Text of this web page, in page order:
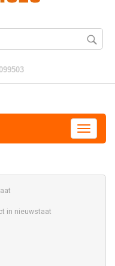
in nieuwstaat